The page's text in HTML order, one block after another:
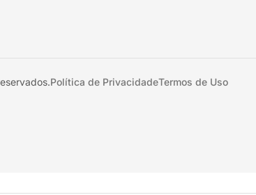
Política de PrivacidadeTermos de Uso